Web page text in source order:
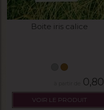
Boite iris calice
0,80
VOIR LE PRODUIT